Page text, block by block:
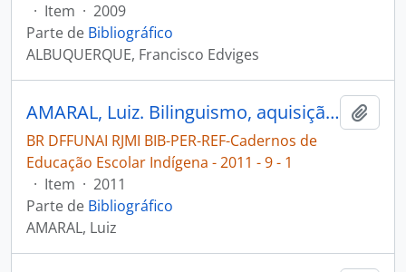
· Item · 2009
Parte de Bibliográfico
ALBUQUERQUE, Francisco Edviges
AMARAL, Luiz. Bilinguismo, aquisição, letramento e o ensino de múltiplas línguas em escolas indígenas no Brasil [Cadernos de Educação Escolar Indígena]
BR DFFUNAI RJMI BIB-PER-REF-Cadernos de
Educação Escolar Indígena - 2011 - 9 - 1
· Item · 2011
Parte de Bibliográfico
AMARAL, Luiz